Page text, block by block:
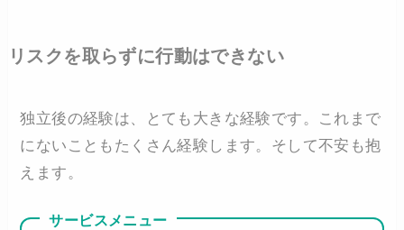
リスクを取らずに行動はできない
独立後の経験は、とても大きな経験です。これまで
にないこともたくさん経験します。そして不安も抱
えます。
サービスメニュー